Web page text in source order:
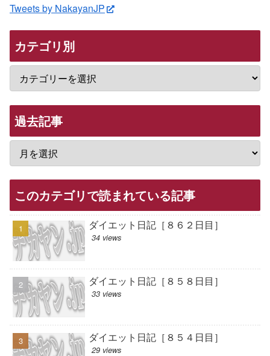
Tweets by NakayanJP
カテゴリ別
過去記事
このカテゴリで読まれている記事
ダイエット日記［８６２日目］
34 views
ダイエット日記［８５８日目］
33 views
ダイエット日記［８５４日目］
29 views